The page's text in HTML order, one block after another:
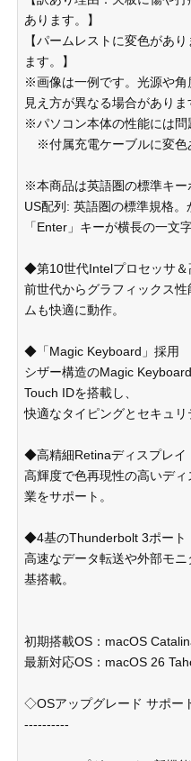
あります。】
【パームレストに変色があ
ます。】
※画像は一例です。光源や
見え方が異なる場合がありま
※パソコン本体の性能には問
※付属充電ケーブルに変色
※本商品は英語圏の標準キー
US配列: 英語圏の標準規格。
「Enter」キーが横長の一文字
◆第10世代Intelプロセッサ＆
前世代からグラフィックス
ムも快適に動作。
◆「Magic Keyboard」採用
シザー構造のMagic
Touch IDを搭載し、
快適なタイピングとセキュリ
◆高精細Retinaディスプレイ
高輝度で色再現性の高いデ
業をサポート。
◆4基のThunderbolt 3ポート
高速なデータ転送や外部モ
基搭載。
初期搭載OS：macOS
最新対応OS：macOS 26
◇OSアップグレード サポー
----------